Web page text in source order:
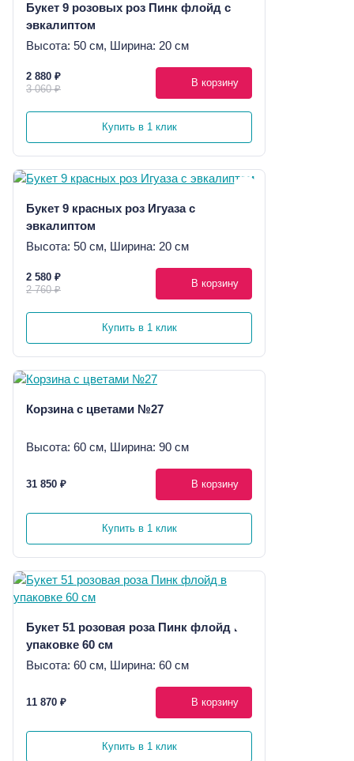
Букет 9 розовых роз Пинк флойд с
эвкалиптом
Высота: 50 см, Ширина: 20 см
2 880 ₽
3 060 ₽
В корзину
Купить в 1 клик
Букет 9 красных роз Игуаза с
эвкалиптом
Высота: 50 см, Ширина: 20 см
2 580 ₽
2 760 ₽
В корзину
Купить в 1 клик
Корзина с цветами №27
Высота: 60 см, Ширина: 90 см
31 850 ₽ В корзину
Купить в 1 клик
Букет 51 розовая роза Пинк флойд в
упаковке 60 см
Высота: 60 см, Ширина: 60 см
11 870 ₽ В корзину
Купить в 1 клик